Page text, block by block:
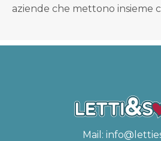
aziende che mettono insieme
Mail: